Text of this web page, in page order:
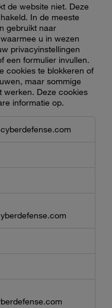
de website niet. Deze
In de meeste
gebruikt naar
u in wezen
privacyinstellingen
een formulier invullen.
cookies te blokkeren of
maar sommige
werken. Deze cookies
informatie op.